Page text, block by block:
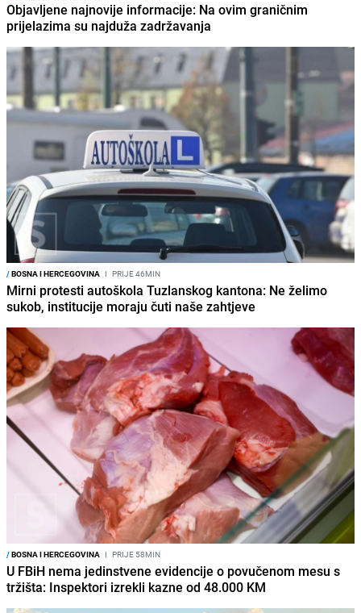
Objavljene najnovije informacije: Na ovim graničnim
prijelazima su najduža zadržavanja
/BOSNA I HERCEGOVINA I PRIJE 46MIN
Mirni protesti autoškola Tuzlanskog kantona: Ne želimo
sukob, institucije moraju čuti naše zahtjeve
/BOSNA I HERCEGOVINA I PRIJE 58MIN
U FBiH nema jedinstvene evidencije o povučenom mesu s
tržišta: Inspektori izrekli kazne od 48.000 KM